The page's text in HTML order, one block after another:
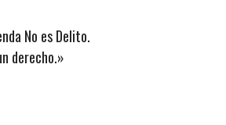
No es Delito.
derecho.»